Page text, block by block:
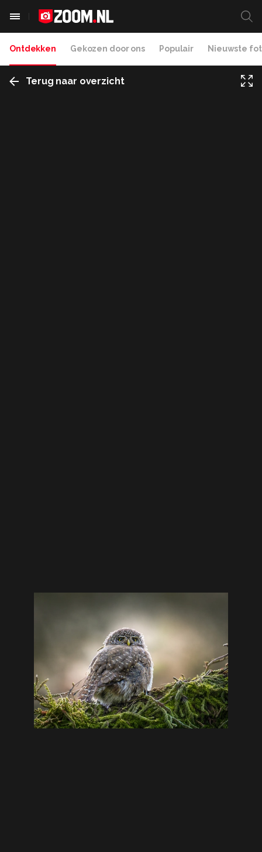
Ontdekken Gekozen door ons Populair Nieuwste
Terug naar overzicht